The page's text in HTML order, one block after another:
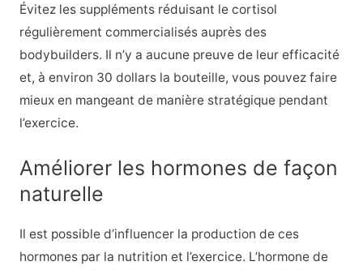
Évitez les suppléments réduisant le cortisol
régulièrement commercialisés auprès des
bodybuilders. Il n’y a aucune preuve de leur efficacité
et, à environ 30 dollars la bouteille, vous pouvez faire
mieux en mangeant de manière stratégique pendant
l’exercice.
Améliorer les hormones de façon
naturelle
Il est possible d’influencer la production de ces
hormones par la nutrition et l’exercice. L’hormone de